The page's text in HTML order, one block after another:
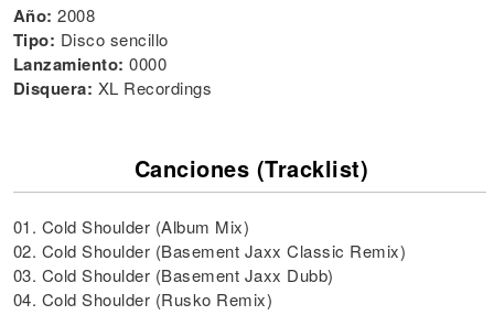
Año: 2008
Tipo: Disco sencillo
Lanzamiento: 0000
Disquera: XL Recordings
Canciones (Tracklist)
01. Cold Shoulder (Album Mix)
02. Cold Shoulder (Basement Jaxx Classic Remix)
03. Cold Shoulder (Basement Jaxx Dubb)
04. Cold Shoulder (Rusko Remix)